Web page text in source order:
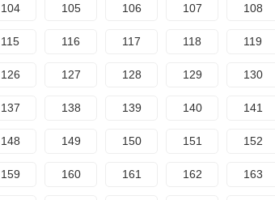
104 105 106 107 108
115 116 117 118 119
126 127 128 129 130
137 138 139 140 141
148 149 150 151 152
159 160 161 162 163